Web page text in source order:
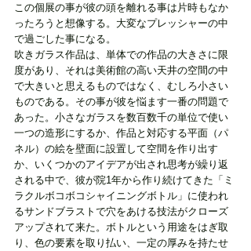
この個展の事が彼の頭を離れる事は片時もなか
ったろうと想像する。大変なプレッシャーの中
で過ごした事になる。
吹きガラス作品は、単体での作品の大きさに限
度があり、それは美術館の高い天井の空間の中
で大きいと思えるものではなく、むしろ小さい
ものである。その事が彼を悩ます一番の問題で
あった。小さなガラスを数百数千の単位で使い
一つの造形にするか、作品と対応する平面（パ
ネル）の絵を壁面に設置して空間を作り出す
か、いくつかのアイデアが出され思考が繰り返
される中で、彼が院1年から作り続けてきた「ミ
ラクルボコボコシャイニングボトル」に使われ
るサンドブラストで穴をあける技法がクローズ
アップされて来た。ボトルという用途をはぎ取
り、色の要素を取り払い、一定の厚みを持たせ